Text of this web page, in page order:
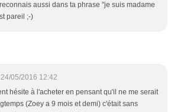
aussi dans ta phrase "je suis madame
pareil ;-)
24/05/2016 12:42
hésite à l'acheter en pensant qu'il ne me serait
(Zoey a 9 mois et demi) c'était sans